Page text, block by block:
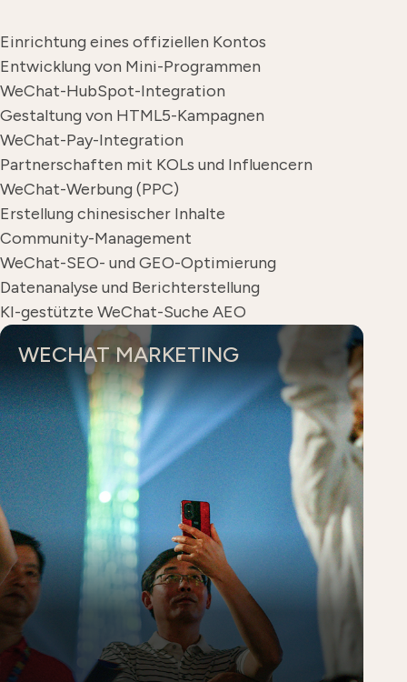
Einrichtung eines offiziellen Kontos
Entwicklung von Mini-Programmen
WeChat-HubSpot-Integration
Gestaltung von HTML5-Kampagnen
WeChat-Pay-Integration
Partnerschaften mit KOLs und Influencern
WeChat-Werbung (PPC)
Erstellung chinesischer Inhalte
Community-Management
WeChat-SEO- und GEO-Optimierung
Datenanalyse und Berichterstellung
KI-gestützte WeChat-Suche AEO
WECHAT MARKETING